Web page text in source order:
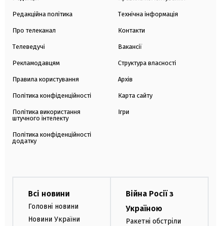
Редакційна політика
Про телеканал
Телеведучі
Рекламодавцям
Правила користування
Політика конфіденційності
Політика використання
штучного інтелекту
Політика конфіденційності
додатку
Технічна інформація
Контакти
Вакансії
Структура власності
Архів
Карта сайту
Ігри
Всі новини
Головні новини
Новини України
Війна Росії з
Україною
Ракетні обстріли